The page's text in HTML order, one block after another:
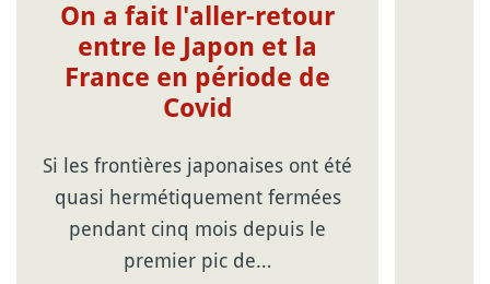
On a fait l'aller-retour
entre le Japon et la
France en période de
Covid
Si les frontières japonaises ont été
quasi hermétiquement fermées
pendant cinq mois depuis le
premier pic de…